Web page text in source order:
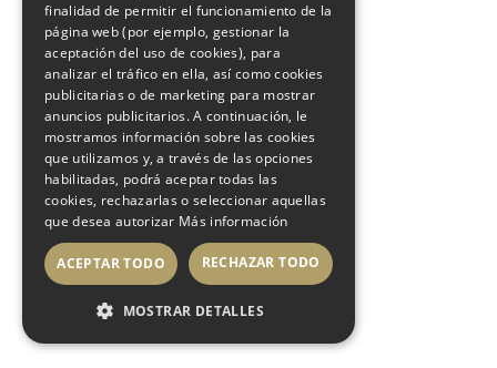
BUY
finalidad de permitir el funcionamiento de la
página web (por ejemplo, gestionar la
aceptación del uso de cookies), para
analizar el tráfico en ella, así como cookies
publicitarias o de marketing para mostrar
anuncios publicitarios. A continuación, le
mostramos información sobre las cookies
que utilizamos y, a través de las opciones
habilitadas, podrá aceptar todas las
cookies, rechazarlas o seleccionar aquellas
que desea autorizar Más información
ACEPTAR TODO RECHAZAR TODO
MOSTRAR DETALLES